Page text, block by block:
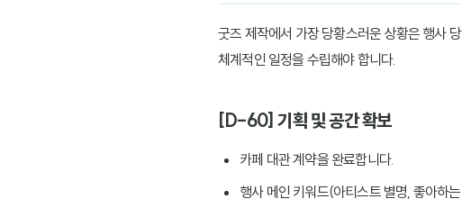
굿즈 제작에서 가장 당황스러운 상황은 행사
체계적인 일정을 수립해야 합니다.
[D-60] 기획 및 공간 확보
카페 대관 계약을 완료합니다.
행사 메인 키워드(아티스트 별명, 좋아하